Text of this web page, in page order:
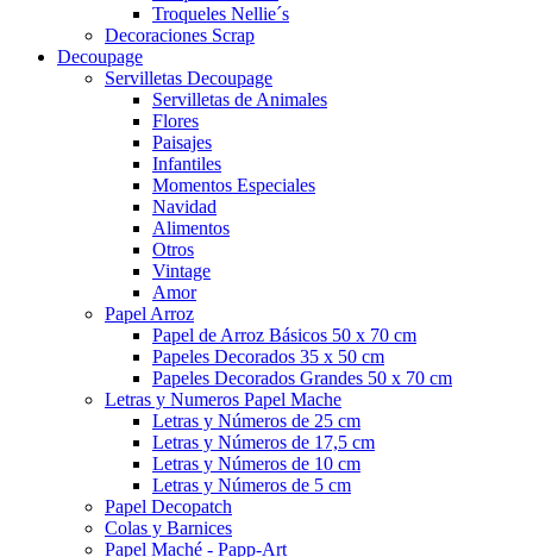
Troqueles Nellie´s
Decoraciones Scrap
Decoupage
Servilletas Decoupage
Servilletas de Animales
Flores
Paisajes
Infantiles
Momentos Especiales
Navidad
Alimentos
Otros
Vintage
Amor
Papel Arroz
Papel de Arroz Básicos 50 x 70 cm
Papeles Decorados 35 x 50 cm
Papeles Decorados Grandes 50 x 70 cm
Letras y Numeros Papel Mache
Letras y Números de 25 cm
Letras y Números de 17,5 cm
Letras y Números de 10 cm
Letras y Números de 5 cm
Papel Decopatch
Colas y Barnices
Papel Maché - Papp-Art